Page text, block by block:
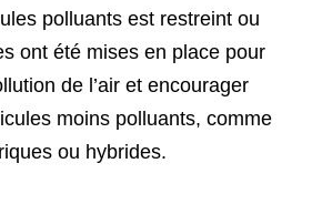
polluants est restreint ou
ont été mises en place pour
de l’air et encourager
moins polluants, comme
ou hybrides.